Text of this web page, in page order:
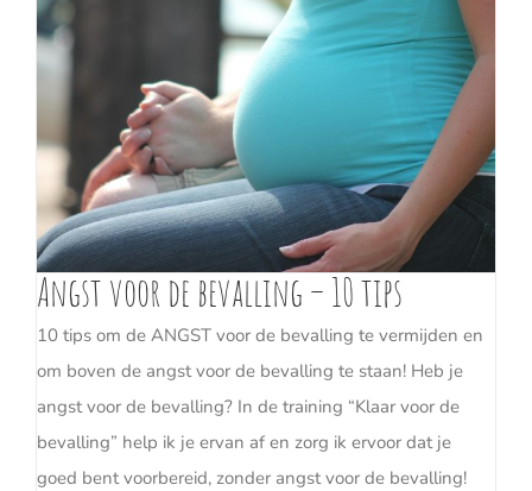
Angst voor de bevalling – 10 tips
10 tips om de ANGST voor de bevalling te vermijden en
om boven de angst voor de bevalling te staan! Heb je
angst voor de bevalling? In de training “Klaar voor de
bevalling” help ik je ervan af en zorg ik ervoor dat je
goed bent voorbereid, zonder angst voor de bevalling!